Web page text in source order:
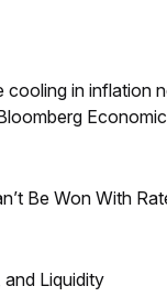
cooling in inflation
Be Won With
Liquidity